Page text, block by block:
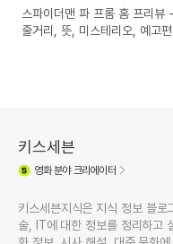
스파이더맨 파 프롬 홈 프리뷰 -
줄거리, 뜻, 미스테리오, 예고편
키스세븐
영화분야 크리에이터
키스세븐지식은 지식 정보 블
술, IT에 대한 정보를 정리하고